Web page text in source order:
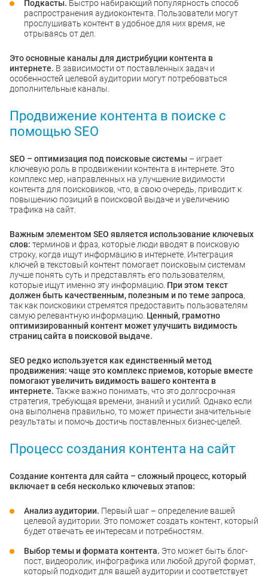
Подкасты. Быстро набирающий популярность способ
распространения аудиоконтента. Пользователи могут
прослушивать контент в удобное для них время, не
отрываясь от дел.
Это основные каналы для дистрибуции контента в
интернете. В зависимости от поставленных задач и
особенностей целевой аудитории могут потребоваться
дополнительные каналы.
Продвижение контента в поиске с
помощью SEO
SEO – оптимизация под поисковые системы – играет
ключевую роль в продвижении контента в интернете. Это
комплекс мер, направленных на улучшение видимости
контента для поисковиков, что, в свою очередь, приводит к
повышению позиций в поисковой выдаче и увеличению
трафика на сайт.
Важным элементом SEO является использование ключевых
слов: терминов и фраз, которые люди вводят в поисковую
строку, когда ищут информацию в интернете. Интеграция
ключей в текстовый контент помогает поисковым системам
лучше понять суть и представлять его пользователям,
которые ищут именно эту информацию. При этом текст
должен быть качественным, полезным и по теме запроса,
так как поисковики стремятся предоставить пользователям
самую релевантную информацию. Ценный, грамотно
оптимизированный контент может улучшить видимость
страниц сайта в поисковой выдаче.
SEO редко используется как единственный метод
продвижения: чаще это комплекс приемов, которые вместе
помогают увеличить видимость вашего контента в
интернете. Также важно понимать, что это долгосрочная
стратегия, требующая времени, знаний и усилий. Однако если
она выполнена правильно, то может принести значительные
результаты и помочь достичь поставленных бизнес-целей.
Процесс создания контента на сайт
Создание контента для сайта – сложный процесс, который
включает в себя несколько ключевых этапов:
Анализ аудитории. Первый шаг – определение вашей
целевой аудитории. Это поможет создать контент, который
будет отвечать ее интересам и потребностям.
Выбор темы и формата контента. Это может быть блог-
пост, видеоролик, инфографика или любой другой формат,
который подходит для вашей аудитории и соответствует